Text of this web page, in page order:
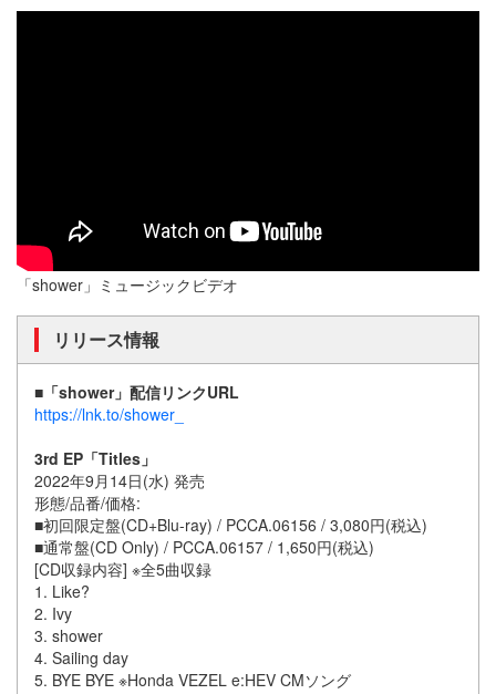
「shower」ミュージックビデオ
リリース情報
■「shower」配信リンクURL
https://lnk.to/shower_
3rd EP「Titles」
2022年9月14日(水) 発売
形態/品番/価格:
■初回限定盤(CD+Blu-ray) / PCCA.06156 / 3,080円(税込)
■通常盤(CD Only) / PCCA.06157 / 1,650円(税込)
[CD収録内容] ※全5曲収録
1. Like?
2. Ivy
3. shower
4. Sailing day
5. BYE BYE ※Honda VEZEL e:HEV CMソング